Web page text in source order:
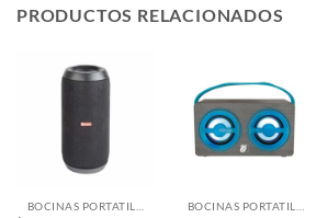
PRODUCTOS RELACIONADOS